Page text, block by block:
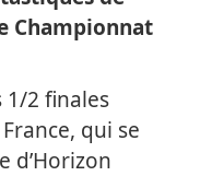
Championnat
1/2 finales
qui se
d’Horizon